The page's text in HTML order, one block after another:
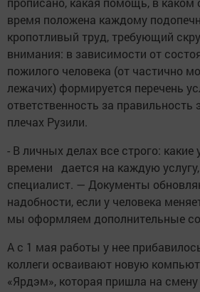
время положена каждому
кропотливый труд, требующий
внимания: в зависимости от
пожилого человека (от частично
лежачих) формируется перечень
ответственность за правильность
плечах Рузили.
- В личных делах все строго: какие
времени дается на каждую
специалист. — Документы
надобности, если у человека
мы оформляем дополнительные
А с 1 мая работы у нее
коллеги осваивают новую
«Ярдэм», которая пришла на